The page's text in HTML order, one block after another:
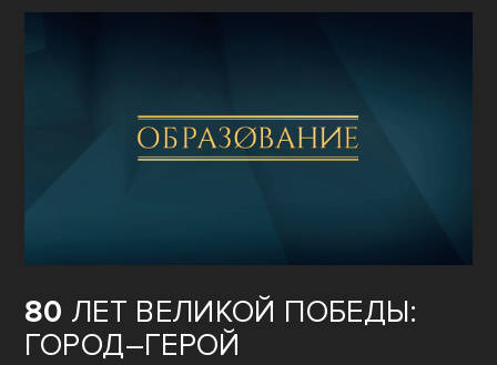
80 ЛЕТ ВЕЛИКОЙ ПОБЕДЫ:
ГОРОД–ГЕРОЙ